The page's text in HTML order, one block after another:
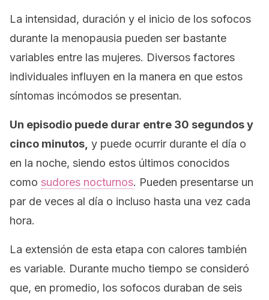
La intensidad, duración y el inicio de los sofocos
durante la menopausia pueden ser bastante
variables entre las mujeres. Diversos factores
individuales influyen en la manera en que estos
síntomas incómodos se presentan.
Un episodio puede durar entre 30 segundos y
cinco minutos, y puede ocurrir durante el día o
en la noche, siendo estos últimos conocidos
como sudores nocturnos. Pueden presentarse un
par de veces al día o incluso hasta una vez cada
hora.
La extensión de esta etapa con calores también
es variable. Durante mucho tiempo se consideró
que, en promedio, los sofocos duraban de seis